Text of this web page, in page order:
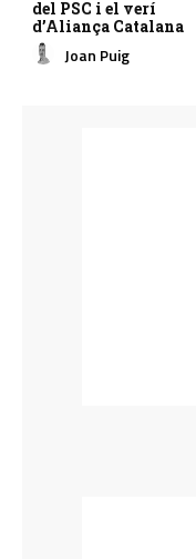
del PSC i el verí
d’Aliança Catalana
Joan Puig